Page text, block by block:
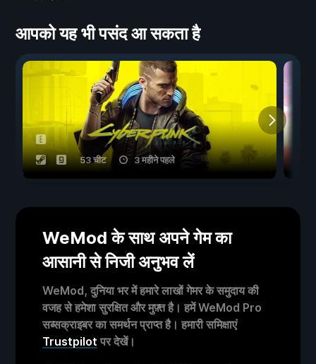
आपको यह भी पसंद आ सकता है
53 चीट 3 महीने पहले
WeMod के साथ अपने गेम का
आसानी से निजी अनुभव लें
WeMod, दुनिया भर में हमारे लाखों गेमर के समुदाय की
वजह से हमेशा सुरक्षित और मुफ़्त है। हमें WeMod Pro
सब्सक्राइबर का समर्थन प्राप्त है। हमारी समिक्षाएं
Trustpilot पर देखें।